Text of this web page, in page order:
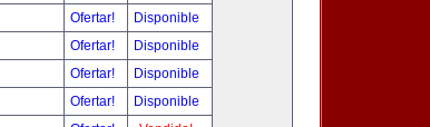
Ofertar!
Disponible
Ofertar!
Disponible
Ofertar!
Disponible
Ofertar!
Disponible